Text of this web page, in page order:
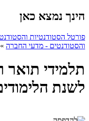
הינך נמצא כאן
פורטל הסטודנטיות
והסטודנטים - מדעי החברה »
תלמידי תואר
לשנת